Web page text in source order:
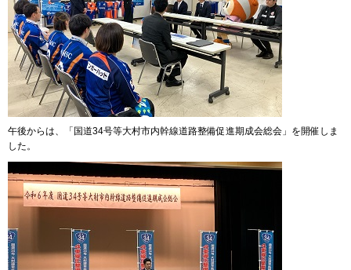
午後からは、「国道34号等大村市内幹線道路整備促進期成会総会」を開催しま
した。